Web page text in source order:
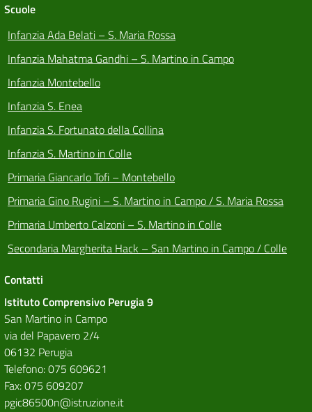
Scuole
Infanzia Ada Belati – S. Maria Rossa
Infanzia Mahatma Gandhi – S. Martino in Campo
Infanzia Montebello
Infanzia S. Enea
Infanzia S. Fortunato della Collina
Infanzia S. Martino in Colle
Primaria Giancarlo Tofi – Montebello
Primaria Gino Rugini – S. Martino in Campo / S. Maria Rossa
Primaria Umberto Calzoni – S. Martino in Colle
Secondaria Margherita Hack – San Martino in Campo / Colle
Contatti
Istituto Comprensivo Perugia 9
San Martino in Campo
via del Papavero 2/4
06132 Perugia
Telefono: 075 609621
Fax: 075 609207
pgic86500n@istruzione.it